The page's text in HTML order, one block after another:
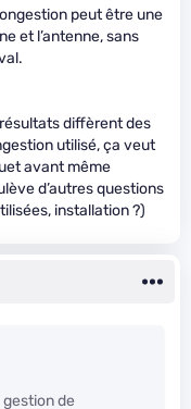
peut être une
et l’antenne, sans
diffèrent des
utilisé, ça veut
avant même
d’autres questions
installation ?)
de